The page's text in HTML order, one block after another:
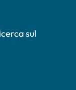
sul